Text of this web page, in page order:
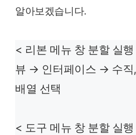
알아보겠습니다.
< 리본 메뉴 창 분할 실
뷰 → 인터페이스 → 수직
배열 선택
< 도구 메뉴 창 분할 실